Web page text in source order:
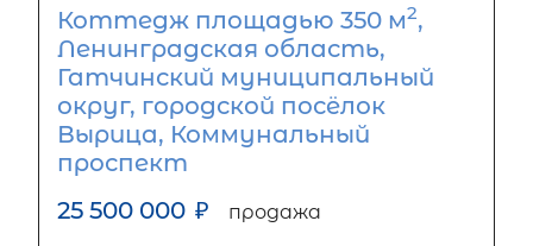
Коттедж площадью 350 м2,
Ленинградская область,
Гатчинский муниципальный
округ, городской посёлок
Вырица, Коммунальный
проспект
25 500 000 ₽ продажа